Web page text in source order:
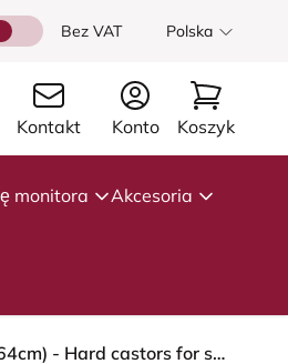
Bez VAT Polska
Kontakt Konto Koszyk
monitora Akcesoria
HÅG Capisco 8106 - Steelcut Trio 3 (Kvadrat) - Wełna / Poliamid - STT966 Brown grey - White - 200 mm (seat height 46-64cm) - Hard castors for soft floors